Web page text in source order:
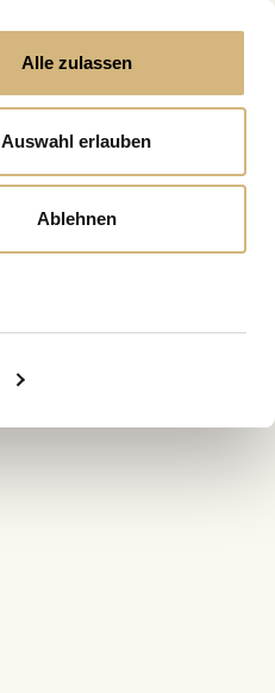
Alle zulassen
Auswahl erlauben
Ablehnen